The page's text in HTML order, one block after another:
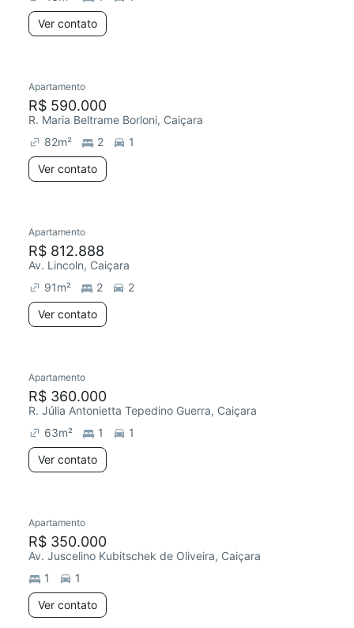
Ver contato
Apartamento
R$ 590.000
R. Maria Beltrame Borloni, Caiçara
82m² 2
1
Ver contato
Apartamento
R$ 812.888
Av. Lincoln, Caiçara
91m² 2
2
Ver contato
Apartamento
R$ 360.000
R. Júlia Antonietta Tepedino Guerra, Caiçara
63m² 1
1
Ver contato
Apartamento
R$ 350.000
Av. Juscelino Kubitschek de Oliveira, Caiçara
1
1
Ver contato